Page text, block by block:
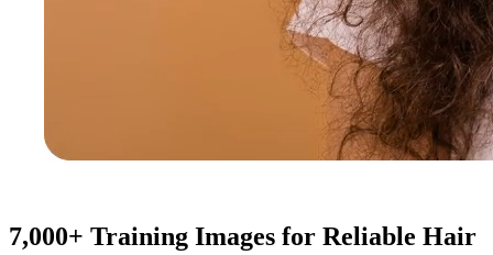
7,000+ Training Images for Reliable Hair